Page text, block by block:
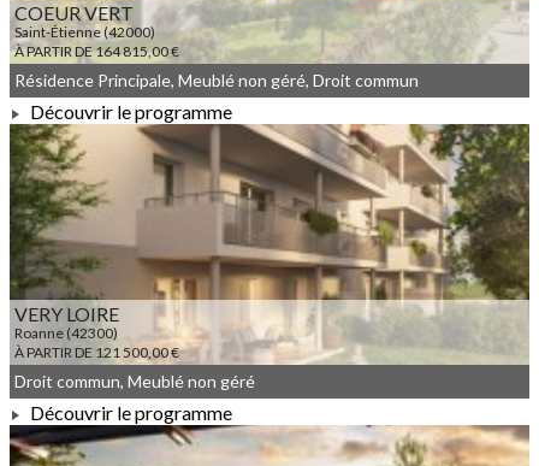
COEUR VERT
Saint-Étienne (42000)
À PARTIR DE 164 815,00 €
À PARTIR DE 164 815,00 €
Résidence Principale, Meublé non géré, Droit commun
Découvrir le programme
VERY LOIRE
Roanne (42300)
À PARTIR DE 121 500,00 €
Droit commun, Meublé non géré
Découvrir le programme